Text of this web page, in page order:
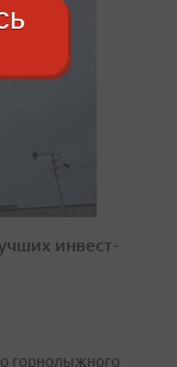
инвест-
горнолыжного